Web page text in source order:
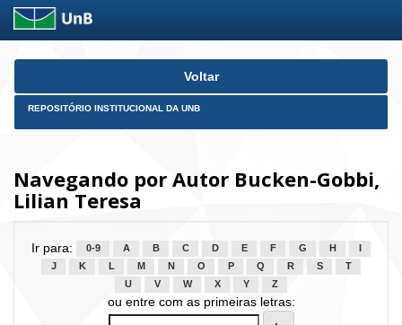
Skip
Voltar
REPOSITÓRIO INSTITUCIONAL DA UNB
Navegando por Autor Bucken-Gobbi,
Lilian Teresa
Ir para: 0-9 A B C D E F G H
J
K L M N O P Q R S
T
U
V W X Y Z
ou entre com as primeiras letras: